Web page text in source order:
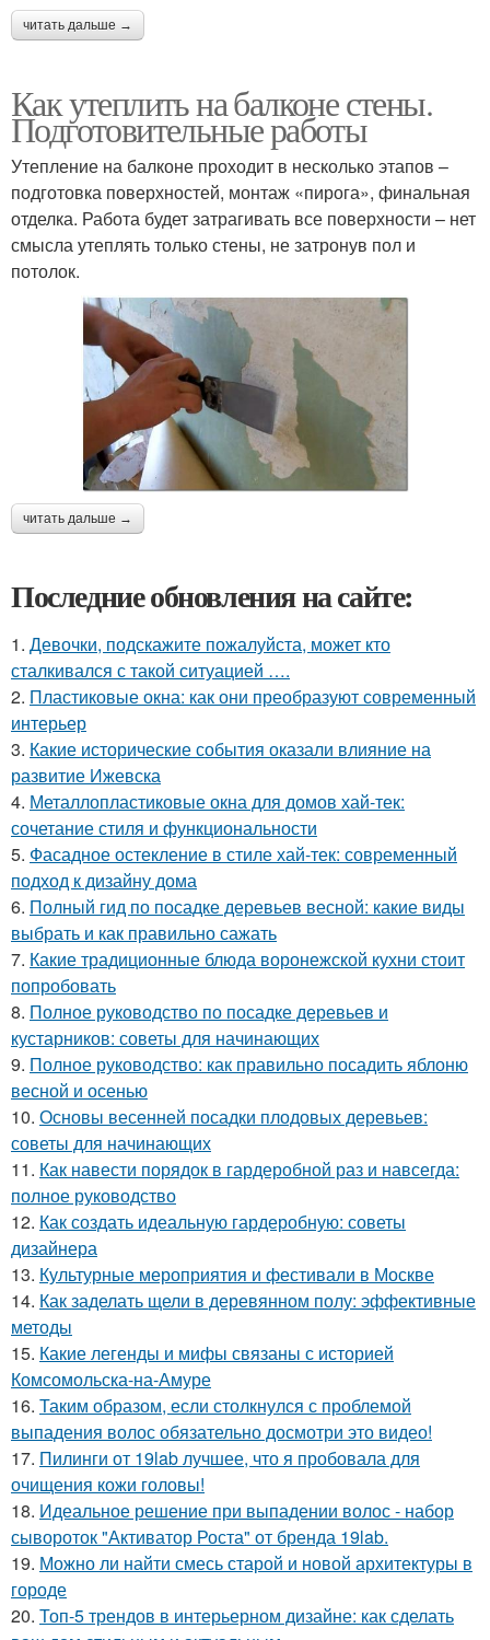
читать дальше →
Как утеплить на балконе стены.
Подготовительные работы
Утепление на балконе проходит в несколько этапов –
подготовка поверхностей, монтаж «пирога», финальная
отделка. Работа будет затрагивать все поверхности – нет
смысла утеплять только стены, не затронув пол и
потолок.
читать дальше →
Последние обновления на сайте:
1. Девочки, подскажите пожалуйста, может кто
сталкивался с такой ситуацией ….
2. Пластиковые окна: как они преобразуют современный
интерьер
3. Какие исторические события оказали влияние на
развитие Ижевска
4. Металлопластиковые окна для домов хай-тек:
сочетание стиля и функциональности
5. Фасадное остекление в стиле хай-тек: современный
подход к дизайну дома
6. Полный гид по посадке деревьев весной: какие виды
выбрать и как правильно сажать
7. Какие традиционные блюда воронежской кухни стоит
попробовать
8. Полное руководство по посадке деревьев и
кустарников: советы для начинающих
9. Полное руководство: как правильно посадить яблоню
весной и осенью
10. Основы весенней посадки плодовых деревьев:
советы для начинающих
11. Как навести порядок в гардеробной раз и навсегда:
полное руководство
12. Как создать идеальную гардеробную: советы
дизайнера
13. Культурные мероприятия и фестивали в Москве
14. Как заделать щели в деревянном полу: эффективные
методы
15. Какие легенды и мифы связаны с историей
Комсомольска-на-Амуре
16. Таким образом, если столкнулся с проблемой
выпадения волос обязательно досмотри это видео!
17. Пилинги от 19lab лучшее, что я пробовала для
очищения кожи головы!
18. Идеальное решение при выпадении волос - набор
сывороток "Активатор Роста" от бренда 19lab.
19. Можно ли найти смесь старой и новой архитектуры в
городе
20. Топ-5 трендов в интерьерном дизайне: как сделать